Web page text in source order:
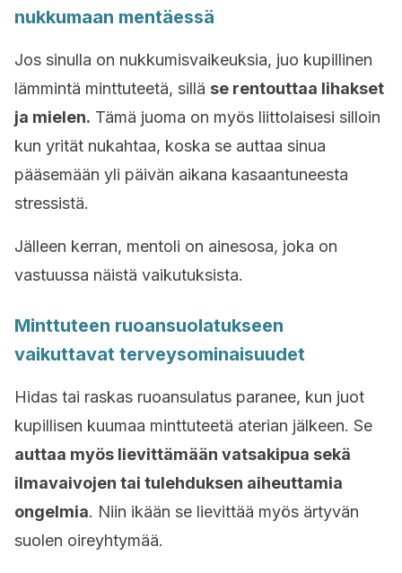
nukkumaan mentäessä
Jos sinulla on nukkumisvaikeuksia, juo kupillinen
lämmintä minttuteetä, sillä se rentouttaa lihakset
ja mielen. Tämä juoma on myös liittolaisesi silloin
kun yrität nukahtaa, koska se auttaa sinua
pääsemään yli päivän aikana kasaantuneesta
stressistä.
Jälleen kerran, mentoli on ainesosa, joka on
vastuussa näistä vaikutuksista.
Minttuteen ruoansuolatukseen
vaikuttavat terveysominaisuudet
Hidas tai raskas ruoansulatus paranee, kun juot
kupillisen kuumaa minttuteetä aterian jälkeen. Se
auttaa myös lievittämään vatsakipua sekä
ilmavaivojen tai tulehduksen aiheuttamia
ongelmia. Niin ikään se lievittää myös ärtyvän
suolen oireyhtymää.